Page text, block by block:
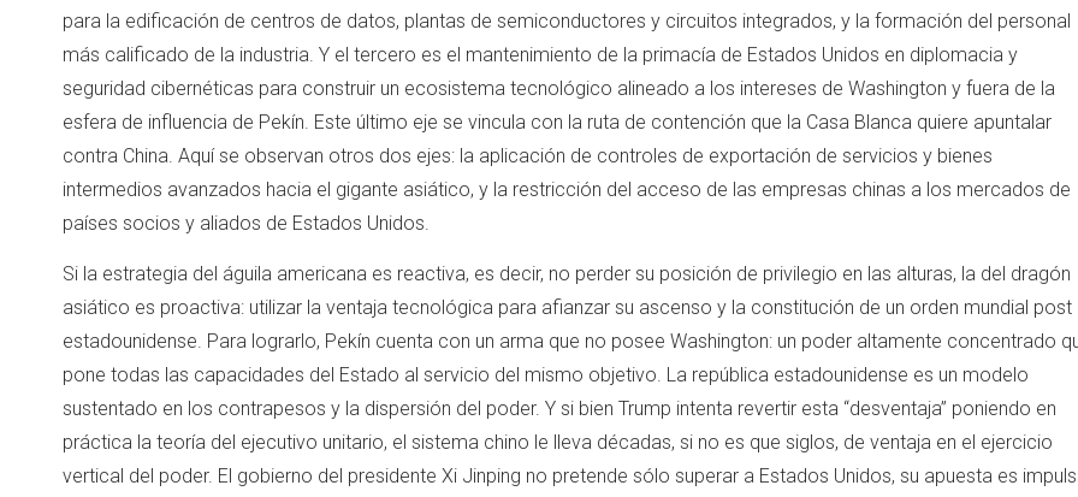
para la edificación de centros de datos, plantas de semiconductores y circuitos integrados, y la formación del personal
más calificado de la industria. Y el tercero es el mantenimiento de la primacía de Estados Unidos en diplomacia y
seguridad cibernéticas para construir un ecosistema tecnológico alineado a los intereses de Washington y fuera de la
esfera de influencia de Pekín. Este último eje se vincula con la ruta de contención que la Casa Blanca quiere apuntalar
contra China. Aquí se observan otros dos ejes: la aplicación de controles de exportación de servicios y bienes
intermedios avanzados hacia el gigante asiático, y la restricción del acceso de las empresas chinas a los mercados de
países socios y aliados de Estados Unidos.
Si la estrategia del águila americana es reactiva, es decir, no perder su posición de privilegio en las alturas, la del dragón
asiático es proactiva: utilizar la ventaja tecnológica para afianzar su ascenso y la constitución de un orden mundial post
estadounidense. Para lograrlo, Pekín cuenta con un arma que no posee Washington: un poder altamente concentrado
pone todas las capacidades del Estado al servicio del mismo objetivo. La república estadounidense es un modelo
sustentado en los contrapesos y la dispersión del poder. Y si bien Trump intenta revertir esta “desventaja” poniendo en
práctica la teoría del ejecutivo unitario, el sistema chino le lleva décadas, si no es que siglos, de ventaja en el ejercicio
vertical del poder. El gobierno del presidente Xi Jinping no pretende sólo superar a Estados Unidos, su apuesta es